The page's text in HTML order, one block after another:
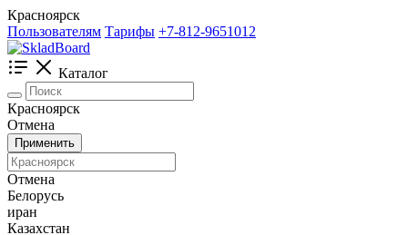
Красноярск
Пользователям Тарифы +7-812-9651012
Каталог
Красноярск
Отмена
Применить
Отмена
Белорусь
иран
Казахстан